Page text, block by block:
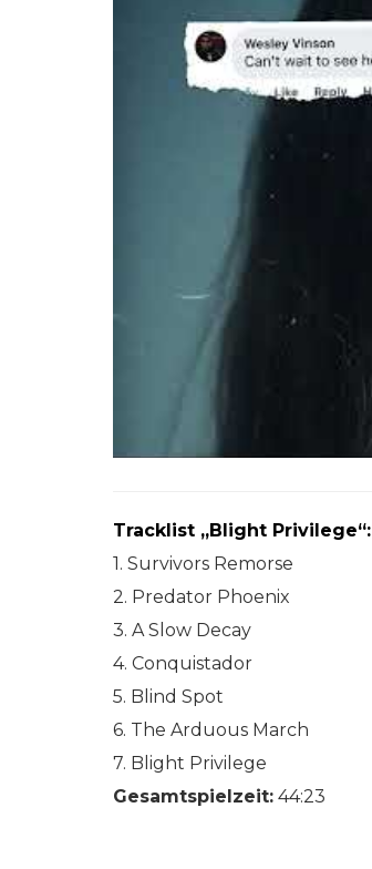
Tracklist „Blight Privilege“:
1. Survivors Remorse
2. Predator Phoenix
3. A Slow Decay
4. Conquistador
5. Blind Spot
6. The Arduous March
7. Blight Privilege
Gesamtspielzeit: 44:23